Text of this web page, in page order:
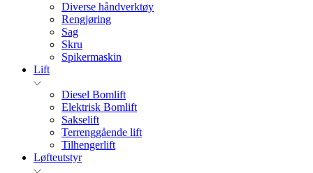
Diverse håndverktøy
Rengjøring
Sag
Skru
Spikermaskin
Lift
Diesel Bomlift
Elektrisk Bomlift
Sakselift
Terrenggående lift
Tilhengerlift
Løfteutstyr